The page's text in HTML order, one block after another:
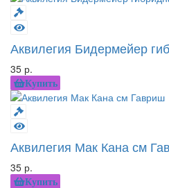
Аквилегия Бидермейер
35 р.
Купить
Аквилегия Мак Кана см
35 р.
Купить